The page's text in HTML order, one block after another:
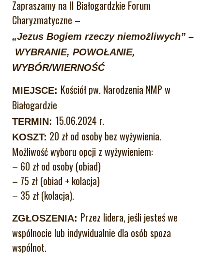
Zapraszamy na II Białogardzkie Forum
Charyzmatyczne –
„Jezus Bogiem rzeczy niemożliwych” –
WYBRANIE, POWOŁANIE,
WYBÓR/WIERNOŚĆ
MIEJSCE: Kościół pw. Narodzenia NMP w
Białogardzie
TERMIN: 15.06.2024 r.
KOSZT: 20 zł od osoby bez wyżywienia.
Możliwość wyboru opcji z wyżywieniem:
– 60 zł od osoby (obiad)
– 75 zł (obiad + kolacja)
– 35 zł (kolacja).
ZGŁOSZENIA: Przez lidera, jeśli jesteś we
wspólnocie lub indywidualnie dla osób spoza
wspólnot.